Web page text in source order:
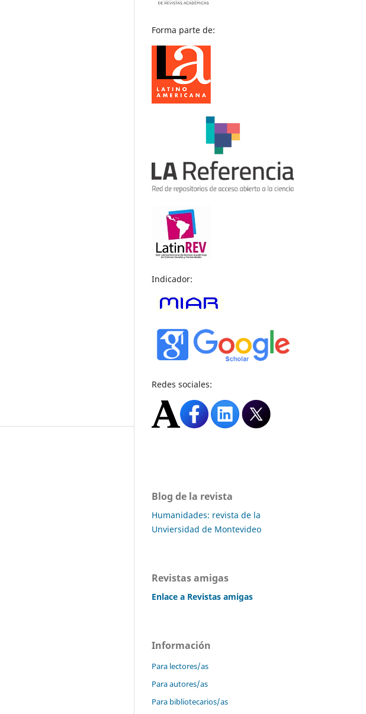
Forma parte de:
Indicador:
Redes sociales:
Blog de la revista
Humanidades: revista de la
Unviersidad de Montevideo
Revistas amigas
Enlace a Revistas amigas
Información
Para lectores/as
Para autores/as
Para bibliotecarios/as